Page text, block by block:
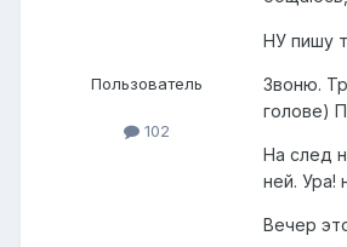
Пользователь
102
НУ пишу
Звоню.
голове)
На след
ней. Ура!
Вечер